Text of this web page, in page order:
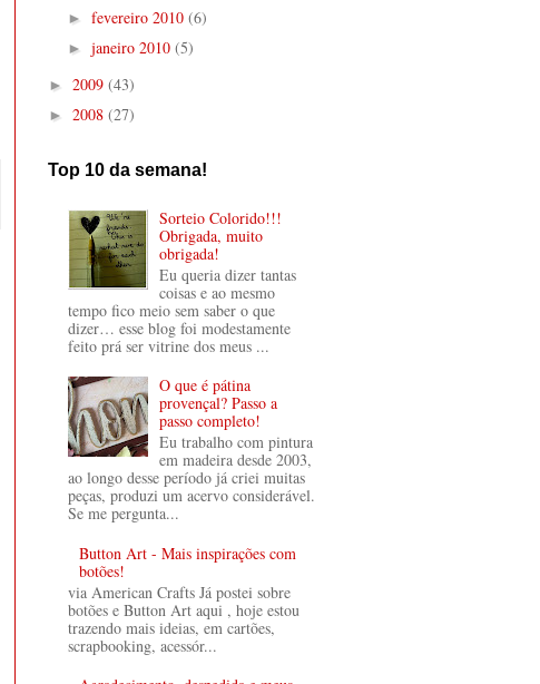
► fevereiro 2010 (6)
► janeiro 2010 (5)
► 2009 (43)
► 2008 (27)
Top 10 da semana!
Sorteio Colorido!!!
Obrigada, muito
obrigada!
Eu queria dizer tantas
coisas e ao mesmo
tempo fico meio sem saber o que
dizer… esse blog foi modestamente
feito prá ser vitrine dos meus ...
O que é pátina
provençal? Passo a
passo completo!
Eu trabalho com pintura
em madeira desde 2003,
ao longo desse período já criei muitas
peças, produzi um acervo considerável.
Se me pergunta...
Button Art - Mais inspirações com
botões!
via American Crafts Já postei sobre
botões e Button Art aqui , hoje estou
trazendo mais ideias, em cartões,
scrapbooking, acessór...